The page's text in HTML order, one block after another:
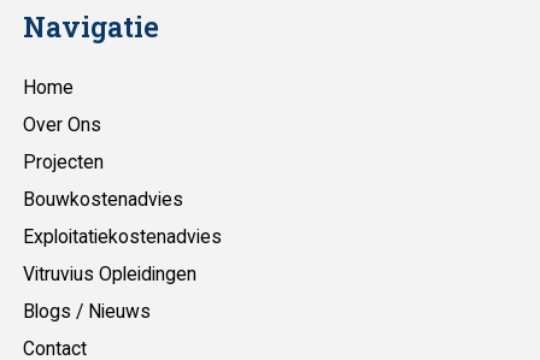
Navigatie
Home
Over Ons
Projecten
Bouwkostenadvies
Exploitatiekostenadvies
Vitruvius Opleidingen
Blogs / Nieuws
Contact